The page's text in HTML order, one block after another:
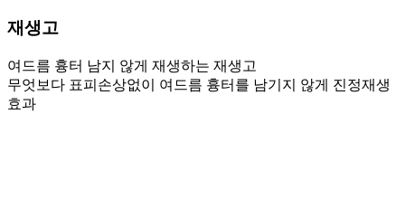
재생고
여드름 흉터 남지 않게 재생하는 재생고
무엇보다 표피손상없이 여드름 흉터를 남기지 않게 진정재생
효과